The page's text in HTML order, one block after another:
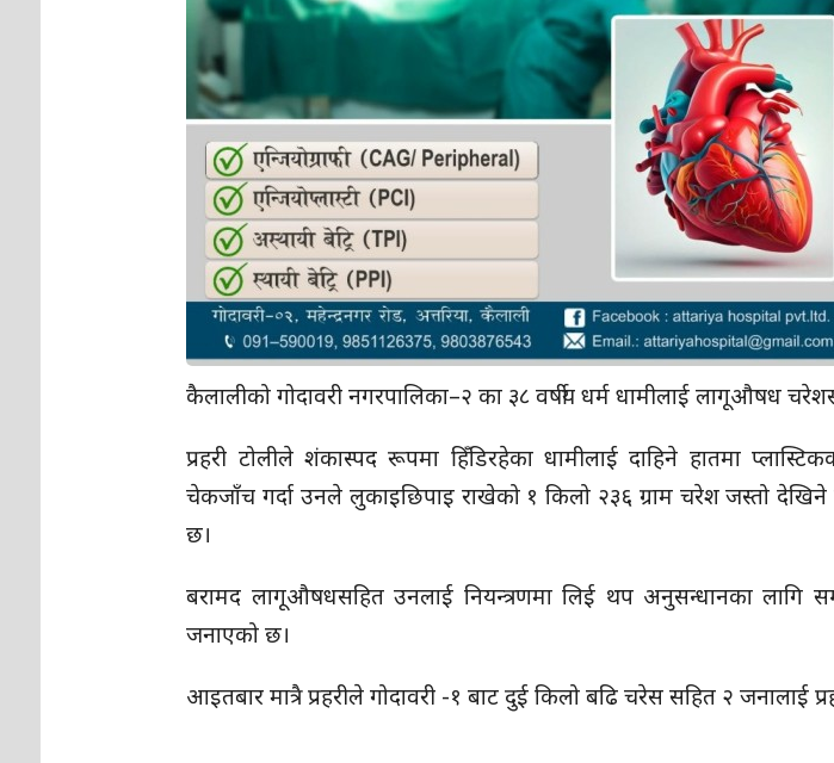
कैलालीको गोदावरी नगरपालिका–२ का ३८ वर्षीय धर्म धामीलाई लागूऔषध
प्रहरी टोलीले शंकास्पद रूपमा हिँडिरहेका धामीलाई दाहिने हातमा
चेकजाँच गर्दा उनले लुकाइछिपाइ राखेको १ किलो २३६ ग्राम चरेश जस्तो देखिने
छ।
बरामद लागूऔषधसहित उनलाई नियन्त्रणमा लिई थप अनुसन्धानका लागि
जनाएको छ।
आइतबार मात्रै प्रहरीले गोदावरी -१ बाट दुई किलो बढि चरेस सहित २ जनालाई